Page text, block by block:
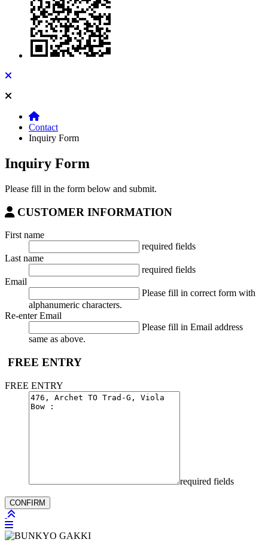
Contact
Inquiry Form
Inquiry Form
Please fill in the form below and submit.
CUSTOMER INFORMATION
First name
required fields
Last name
required fields
Email
Please fill in correct form with
alphanumeric characters.
Re-enter Email
Please fill in Email address
same as above.
FREE ENTRY
FREE ENTRY
required fields